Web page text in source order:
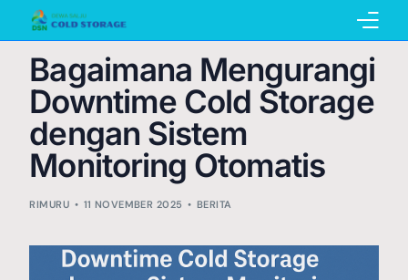
Bagaimana Mengurangi
Downtime Cold Storage
dengan Sistem
Monitoring Otomatis
RIMURU 11 NOVEMBER 2025 BERITA
Home
Pembuatan Cold Storage
Penyewaan Cold Storage